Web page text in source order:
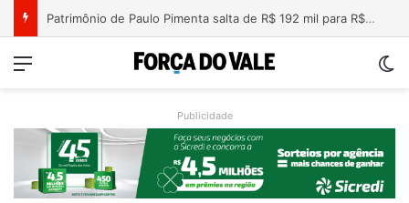
Patrimônio de Paulo Pimenta salta de R$ 192 mil para R$ 1,87 milhão em 4 anos
Menu
Publicidade